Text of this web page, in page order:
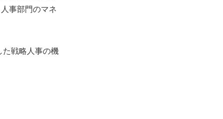
事部門のマネ
た戦略人事の機